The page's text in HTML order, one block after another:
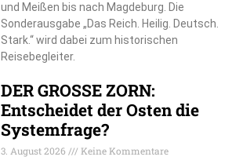
und Meißen bis nach Magdeburg. Die
Sonderausgabe „Das Reich. Heilig. Deutsch.
Stark.“ wird dabei zum historischen
Reisebegleiter.
DER GROSSE ZORN:
Entscheidet der Osten die
Systemfrage?
3. August 2026
Keine Kommentare